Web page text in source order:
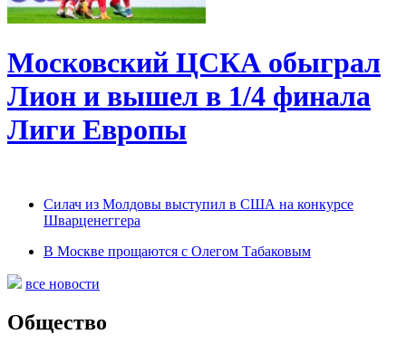
Московский ЦСКА обыграл
Лион и вышел в 1/4 финала
Лиги Европы
Силач из Молдовы выступил в США на конкурсе
Шварценеггера
В Москве прощаются с Олегом Табаковым
все новости
Общество